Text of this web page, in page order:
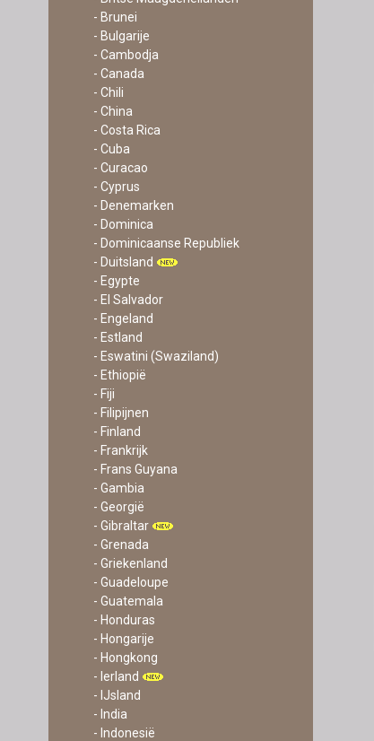
- Brunei
- Bulgarije
- Cambodja
- Canada
- Chili
- China
- Costa Rica
- Cuba
- Curacao
- Cyprus
- Denemarken
- Dominica
- Dominicaanse Republiek
- Duitsland
- Egypte
- El Salvador
- Engeland
- Estland
- Eswatini (Swaziland)
- Ethiopië
- Fiji
- Filipijnen
- Finland
- Frankrijk
- Frans Guyana
- Gambia
- Georgië
- Gibraltar
- Grenada
- Griekenland
- Guadeloupe
- Guatemala
- Honduras
- Hongarije
- Hongkong
- Ierland
- IJsland
- India
- Indonesië